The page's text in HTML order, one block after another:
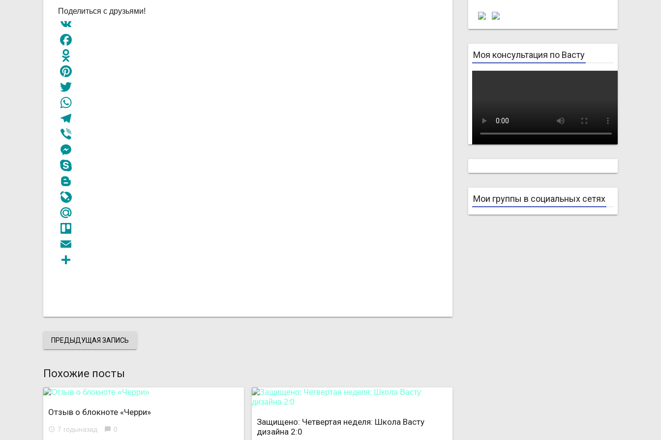
Поделиться с друзьями!
VK
Facebook
Odnoklassniki
Pinterest
Twitter
WhatsApp
Telegram
Viber
Messenger
Skype
Blogger
LiveJournal
Mail.Ru
Trello
Email
ПРЕДЫДУЩАЯ ЗАПИСЬ
Похожие посты
Отзыв о блокноте «Черри»
access_time 7 годыназад chat_bubble 0
Защищено: Четвертая неделя: Школа Васту
дизайна 2:0
Моя консультация по Васту
Мои группы в социальных сетях